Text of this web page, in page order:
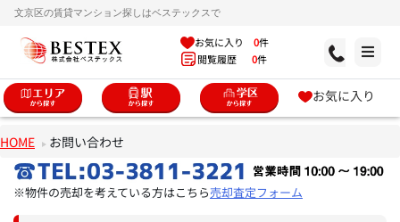
文京区の賃貸マンション探しはベステックスで
お気に入り 0件
閲覧履歴 0件
お気に入り
HOME お問い合わせ
※物件の売却を考えている方はこちら売却査定フォーム